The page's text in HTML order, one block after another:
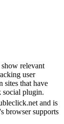
relevant
user
sites that have
social plugin.
and is
browser supports